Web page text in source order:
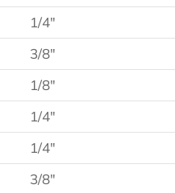
1/4″
3/8″
1/8″
1/4″
1/4″
3/8″